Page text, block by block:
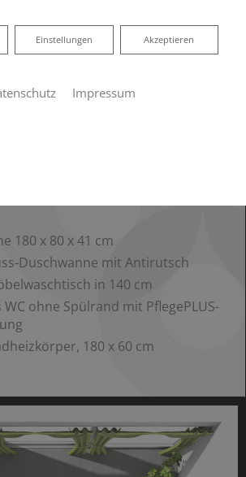
180 x 80 x 41 cm
Duschwanne mit Antirutsch
in 140 cm
WC ohne Spülrand mit PflegePLUS-
180 x 60 cm
Akzeptieren
Einstellungen
Impressum